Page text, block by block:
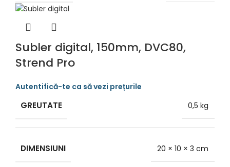
Subler digital, 150mm, DVC80,
Strend Pro
GREUTATE 0,5 kg
DIMENSIUNI 20 × 10 × 3 cm